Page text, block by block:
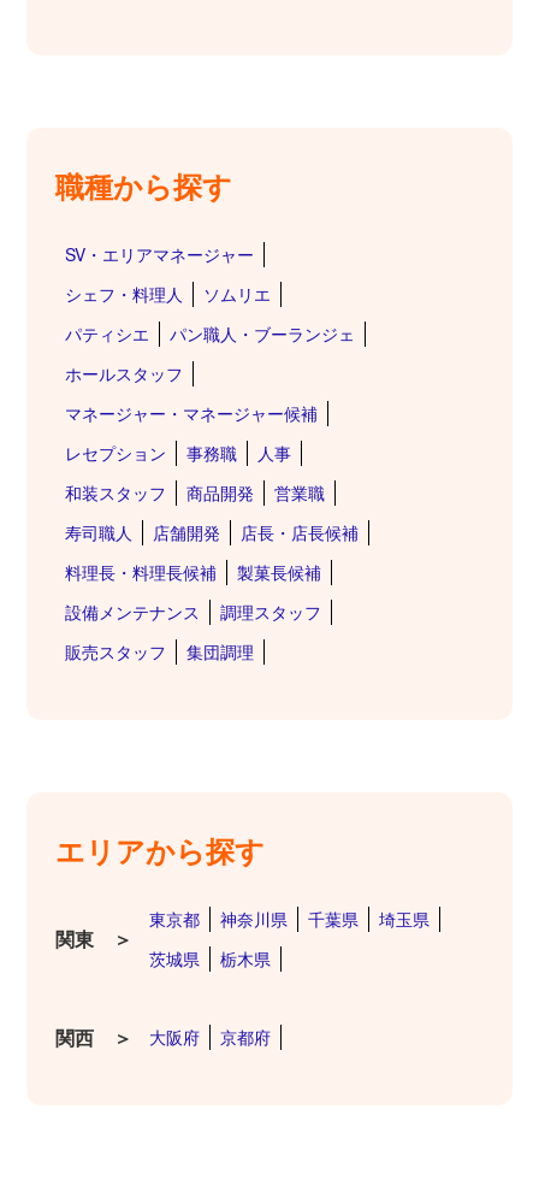
職種から探す
SV・エリアマネージャー
シェフ・料理人
ソムリエ
パティシエ
パン職人・ブーランジェ
ホールスタッフ
マネージャー・マネージャー候補
レセプション
事務職
人事
和装スタッフ
商品開発
営業職
寿司職人
店舗開発
店長・店長候補
料理長・料理長候補
製菓長候補
設備メンテナンス
調理スタッフ
販売スタッフ
集団調理
エリアから探す
関東 ＞
東京都 神奈川県 千葉県
埼玉県
茨城県
栃木県
関西 ＞ 大阪府 京都府